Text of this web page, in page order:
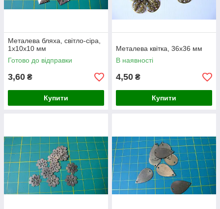
Металева бляха, світло-сіра,
1х10х10 мм
Готово до відправки
3,60 ₴
Купити
Металева квітка, 36х36 мм
В наявності
4,50 ₴
Купити